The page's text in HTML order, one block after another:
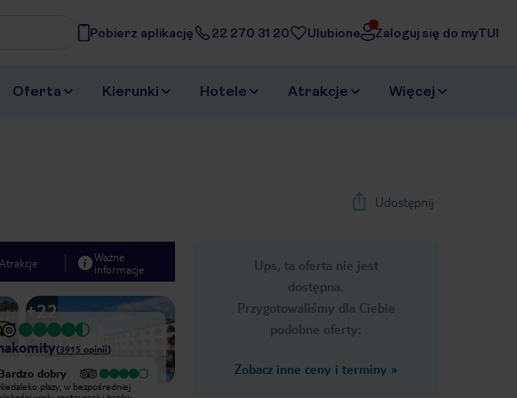
Pobierz aplikację 22 270 31 20 Ulubione Zaloguj się do myTUI
Oferta Kierunki Hotele Atrakcje Więcej
Udostępnij
Ups, ta oferta nie jest
dostępna.
Przygotowaliśmy dla Ciebie
podobne oferty:
Zobacz inne ceny i terminy »
Atrakcje
Ważne
informacje
Next slide
1/28
+22
(3915 opinii)
dobry
płazy, w bezpośredniej
Bardzo dobry